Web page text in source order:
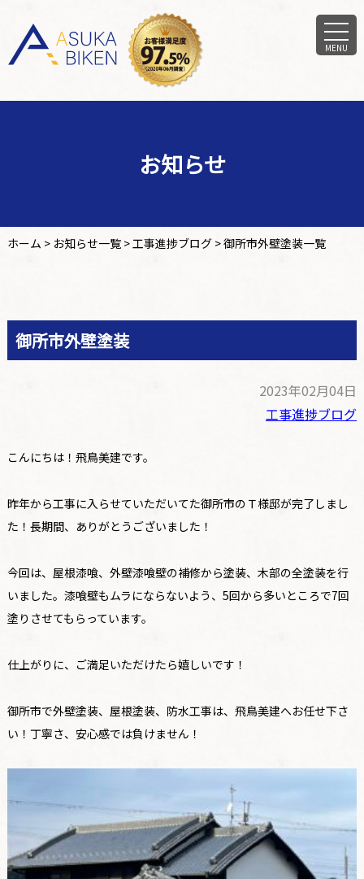
MENU
お知らせ
ホーム > お知らせ一覧> 工事進捗ブログ>御所市外壁塗装一覧
御所市外壁塗装
2023年02月04日
工事進捗ブログ
こんにちは！飛鳥美建です。
昨年から工事に入らせていただいてた御所市のＴ様邸が完了しまし
た！長期間、ありがとうございました！
今回は、屋根漆喰、外壁漆喰壁の補修から塗装、木部の全塗装を行
いました。漆喰壁もムラにならないよう、5回から多いところで7回
塗りさせてもらっています。
仕上がりに、ご満足いただけたら嬉しいです！
御所市で外壁塗装、屋根塗装、防水工事は、飛鳥美建へお任せ下さ
い！丁寧さ、安心感では負けません！